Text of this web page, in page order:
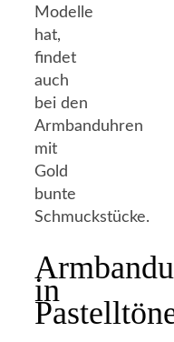
Modelle
hat,
findet
auch
bei den
Armbanduhren
mit
Gold
bunte
Schmuckstücke.
in